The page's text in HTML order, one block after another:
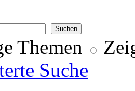
Themen
Suche